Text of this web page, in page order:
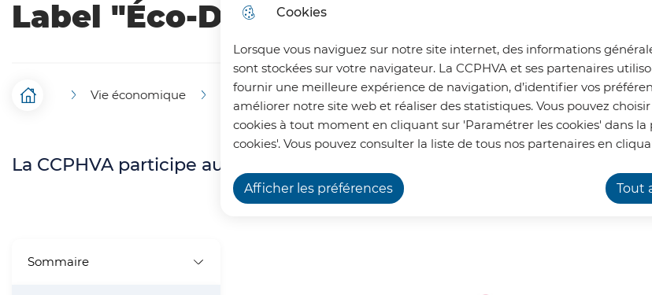
Cookies
Lorsque vous naviguez sur notre site internet, des informations
sont stockées sur votre navigateur. La CCPHVA et ses partenaires
fournir une meilleure expérience de navigation, d’identifier vos
améliorer notre site web et réaliser des statistiques. Vous pouvez
cookies à tout moment en cliquant sur 'Paramétrer les cookies' dans la
cookies'. Vous pouvez consulter la liste de tous nos partenaires en
Afficher les préférences Tout
a
t
i
o
n
p
r
Label "Éco-Défis"
F
l
A
Accueil Vie économique Label "Éco-Défis"
La CCPHVA participe aux "Éco-Défis" avec les Chambres de Métiers et
Sommaire